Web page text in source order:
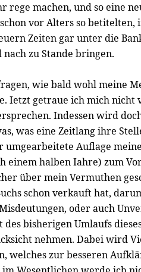
rege machen, und so eine
vor Alters so betitelten,
Zeiten gar unter die
zu Stande bringen.
wie bald wohl meine
Ietzt getraue ich mich nicht
Indessen wird
was eine Zeitlang ihre
umgearbeitete Auflage
einem halben Iahre) zum
über mein Vermuthen
schon verkauft hat,
oder auch
bisherigen Umlaufs
nehmen. Dabei wird
welches zur besseren